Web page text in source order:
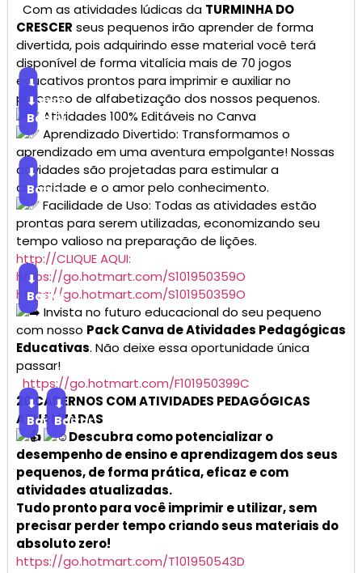
Com as atividades lúdicas da TURMINHA DO
CRESCER seus pequenos irão aprender de forma
divertida, pois adquirindo esse material você terá
disponível de forma vitalícia mais de 70 jogos
educativos prontos para imprimir e auxiliar no
processo de alfabetização dos nossos pequenos.
⬇
Baixar
Atividades 100% Editáveis no Canva
⬇
Baixar
Aprendizado Divertido: Transformamos o
aprendizado em uma aventura empolgante! Nossas
atividades são projetadas para estimular a
curiosidade e o amor pelo conhecimento.
⬇
Baixar
Facilidade de Uso: Todas as atividades estão
prontas para serem utilizadas, economizando seu
tempo valioso na preparação de lições.
http://CLIQUE AQUI:
https://go.hotmart.com/S101950359O
https://go.hotmart.com/S101950359O
⬇
Baixar
Invista no futuro educacional do seu pequeno
com nosso Pack Canva de Atividades Pedagógicas
Educativas. Não deixe essa oportunidade única
passar!
https://go.hotmart.com/F101950399C
20 CADERNOS COM ATIVIDADES PEDAGÓGICAS
ATUALIZADAS
⬇
Baixar
⬇
Baixar
Descubra como potencializar o
desempenho de ensino e aprendizagem dos seus
pequenos, de forma prática, eficaz e com
atividades atualizadas.
Tudo pronto para você imprimir e utilizar, sem
precisar perder tempo criando seus materiais do
absoluto zero!
https://go.hotmart.com/T101950543D